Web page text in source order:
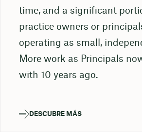
time, and a significant
practice owners or
operating as small,
More work as Principals
with 10 years ago.
DESCUBRE MÁS